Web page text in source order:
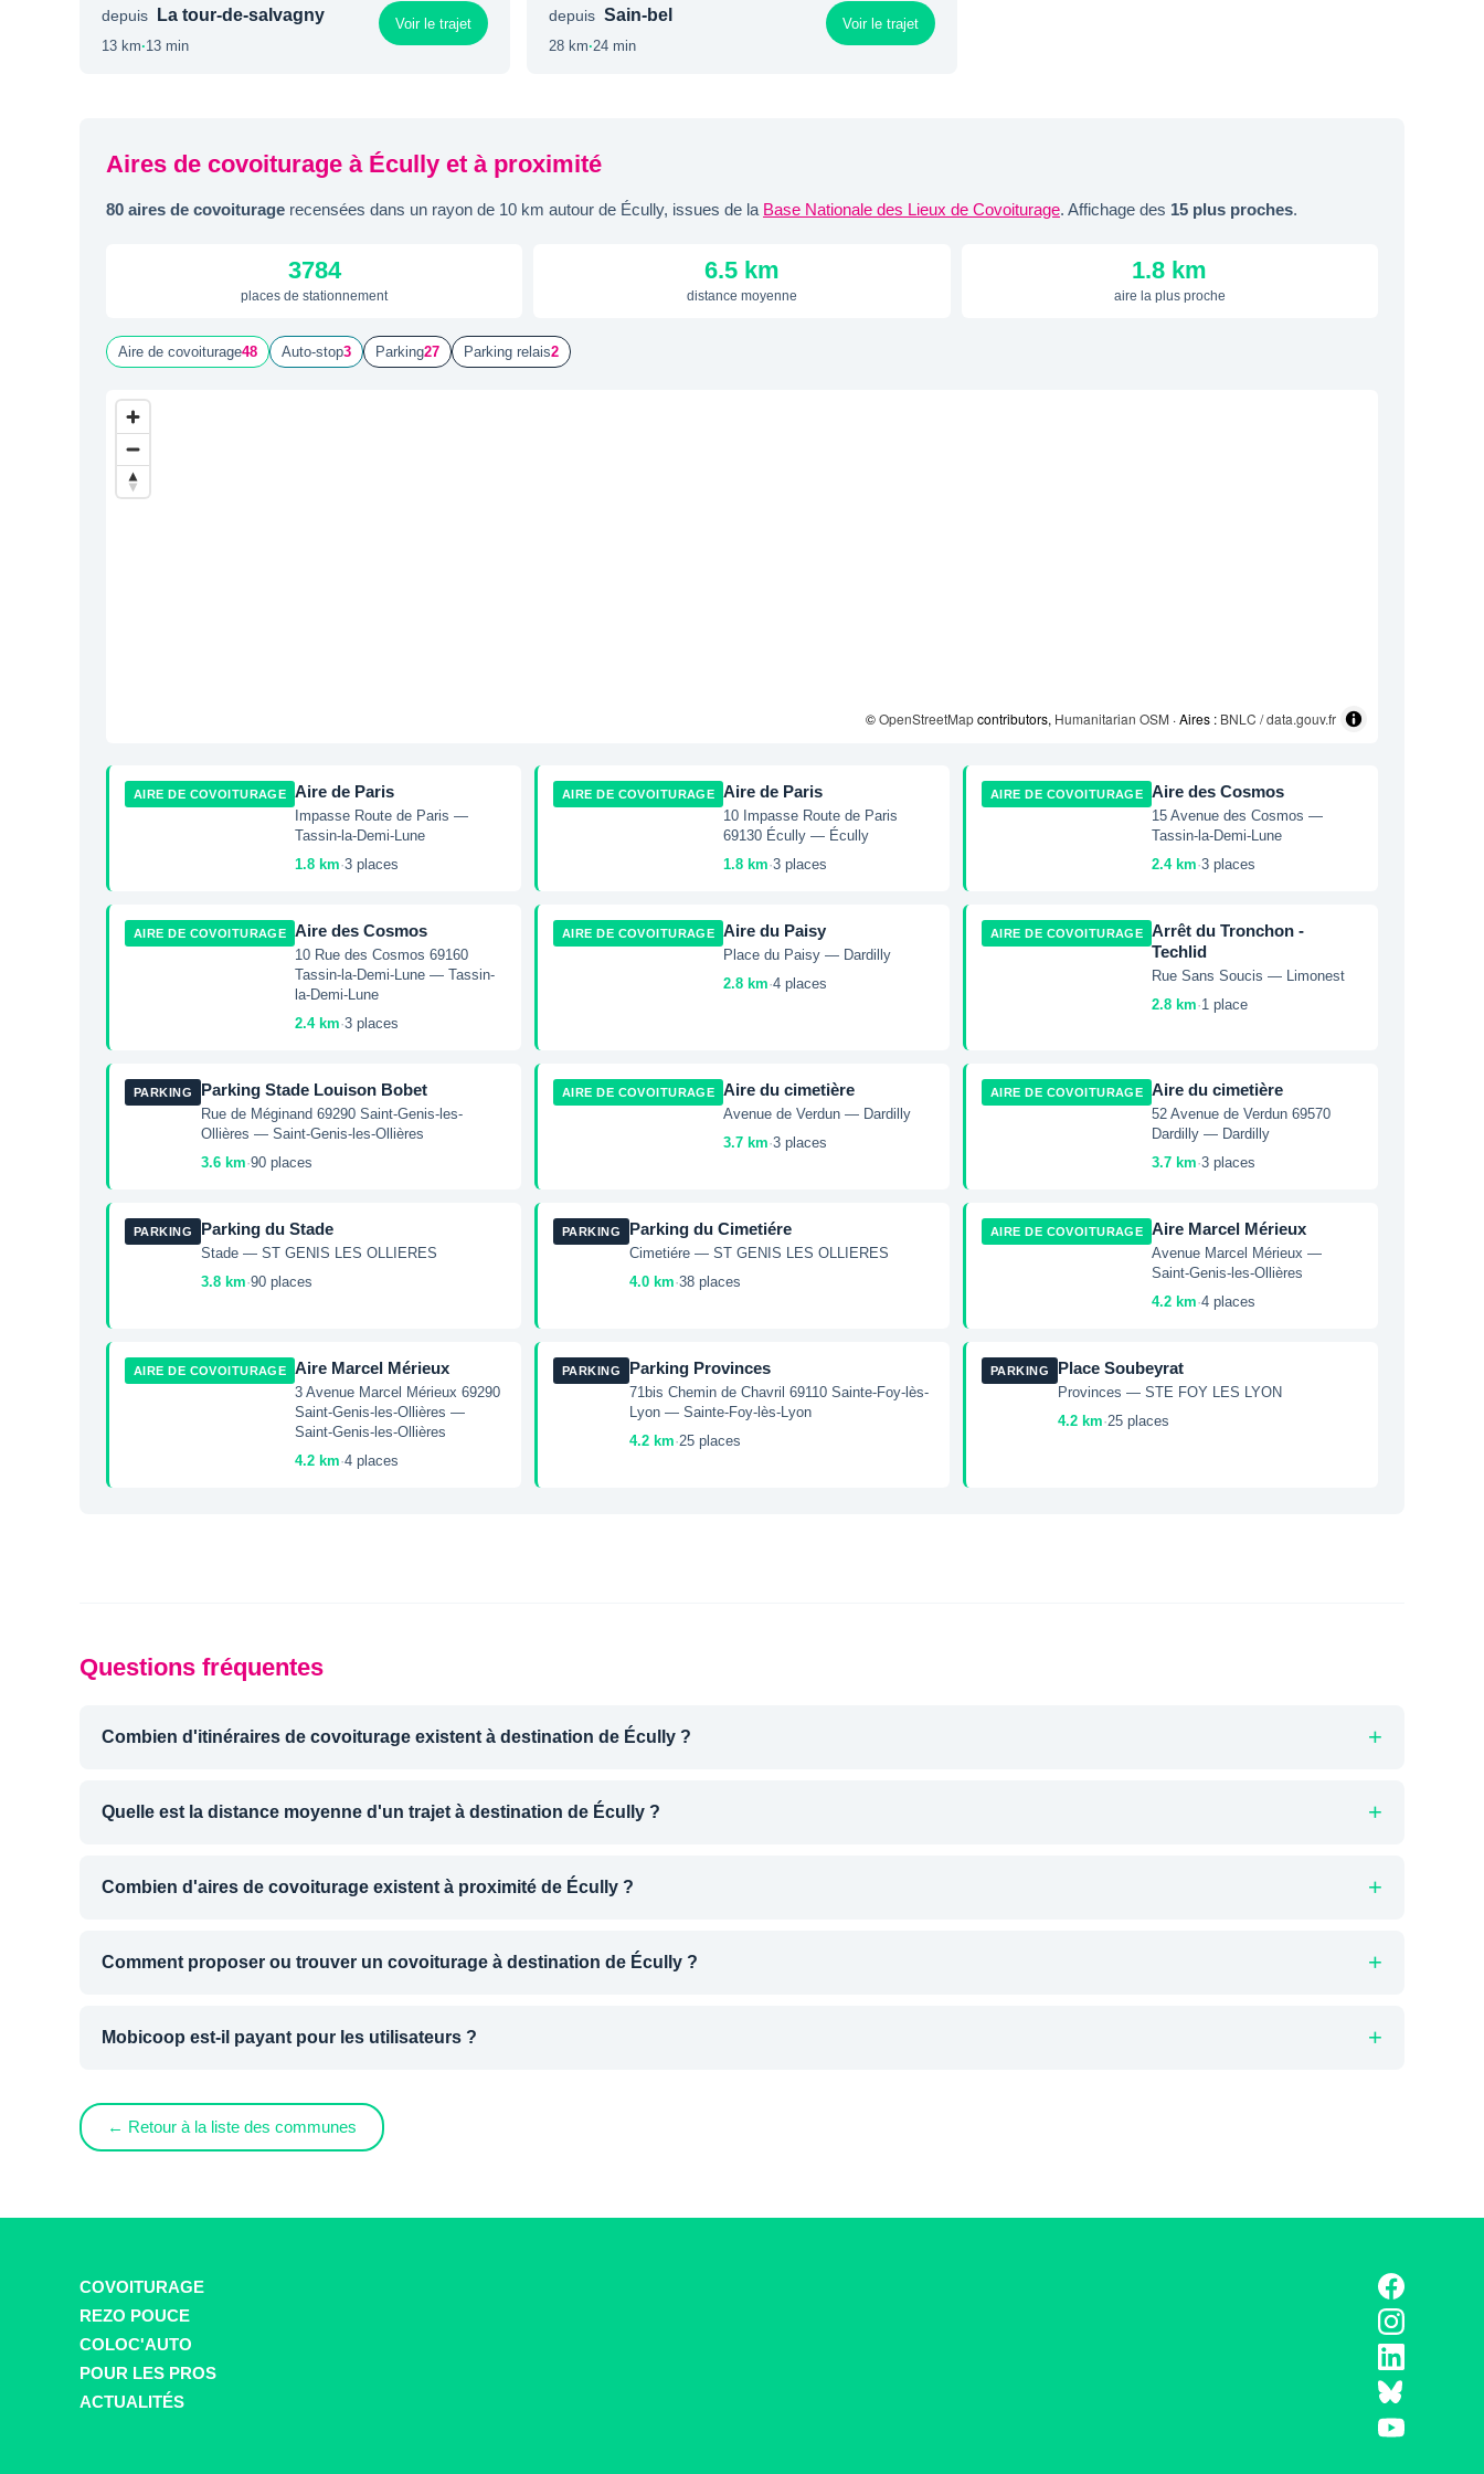
depuis La tour-de-salvagny
13 km·13 min
Voir le trajet depuis Sain-bel
28 km·24 min
Voir le trajet
Aires de covoiturage à Écully et à proximité
80 aires de covoiturage recensées dans un rayon de 10 km autour de Écully, issues de la Base Nationale des Lieux de Covoiturage. Affichage des 15 plus proches.
3784
places de stationnement
6.5 km
distance moyenne
1.8 km
aire la plus proche
Aire de covoiturage48 Auto-stop3 Parking27 Parking relais2
©OpenStreetMapcontributors, Humanitarian OSM · Aires : BNLC / data.gouv.fr
AIRE DE COVOITURAGE Aire de Paris
Impasse Route de Paris —
Tassin-la-Demi-Lune
1.8 km·3 places
AIRE DE COVOITURAGE Aire de Paris
10 Impasse Route de Paris
69130 Écully — Écully
1.8 km·3 places
AIRE DE COVOITURAGE Aire des Cosmos
15 Avenue des Cosmos —
Tassin-la-Demi-Lune
2.4 km·3 places
AIRE DE COVOITURAGE Aire des Cosmos
10 Rue des Cosmos 69160
Tassin-la-Demi-Lune — Tassin-
la-Demi-Lune
2.4 km·3 places
AIRE DE COVOITURAGE Aire du Paisy
Place du Paisy — Dardilly
2.8 km·4 places
AIRE DE COVOITURAGE
Arrêt du Tronchon -
Techlid
Rue Sans Soucis — Limonest
2.8 km·1 place
PARKING Parking Stade Louison Bobet
Rue de Méginand 69290 Saint-Genis-les-
Ollières — Saint-Genis-les-Ollières
3.6 km·90 places
AIRE DE COVOITURAGE Aire du cimetière
Avenue de Verdun — Dardilly
3.7 km·3 places
AIRE DE COVOITURAGE Aire du cimetière
52 Avenue de Verdun 69570
Dardilly — Dardilly
3.7 km·3 places
PARKING Parking du Stade
Stade — ST GENIS LES OLLIERES
3.8 km·90 places
PARKING Parking du Cimetiére
Cimetiére — ST GENIS LES OLLIERES
4.0 km·38 places
AIRE DE COVOITURAGE Aire Marcel Mérieux
Avenue Marcel Mérieux —
Saint-Genis-les-Ollières
4.2 km·4 places
AIRE DE COVOITURAGE Aire Marcel Mérieux
3 Avenue Marcel Mérieux 69290
Saint-Genis-les-Ollières —
Saint-Genis-les-Ollières
4.2 km·4 places
PARKING Parking Provinces
71bis Chemin de Chavril 69110 Sainte-Foy-lès-
Lyon — Sainte-Foy-lès-Lyon
4.2 km·25 places
PARKING Place Soubeyrat
Provinces — STE FOY LES LYON
4.2 km·25 places
Questions fréquentes
Combien d'itinéraires de covoiturage existent à destination de Écully ?
Quelle est la distance moyenne d'un trajet à destination de Écully ?
Combien d'aires de covoiturage existent à proximité de Écully ?
Comment proposer ou trouver un covoiturage à destination de Écully ?
Mobicoop est-il payant pour les utilisateurs ?
← Retour à la liste des communes
COVOITURAGE
REZO POUCE
COLOC'AUTO
POUR LES PROS
ACTUALITÉS